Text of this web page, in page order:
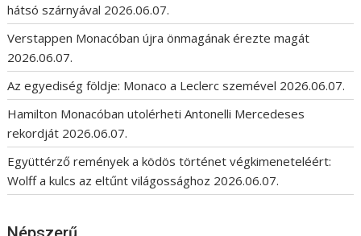
hátsó szárnyával 2026.06.07.
Verstappen Monacóban újra önmagának érezte magát
2026.06.07.
Az egyediség földje: Monaco a Leclerc szemével 2026.06.07.
Hamilton Monacóban utolérheti Antonelli Mercedeses
rekordját 2026.06.07.
Együttérző remények a ködös történet végkimeneteléért:
Wolff a kulcs az eltűnt világossághoz 2026.06.07.